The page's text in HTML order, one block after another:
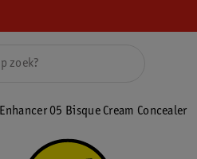
05 Bisque Cream Concealer